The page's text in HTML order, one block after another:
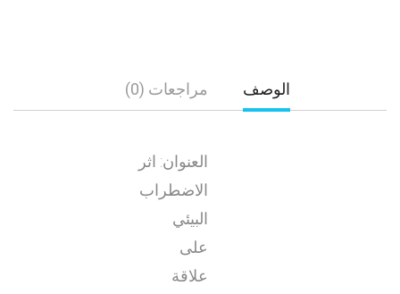
الوصف مراجعات (0)
العنوان: اثر
الاضطراب
البيئي
على
علاقة